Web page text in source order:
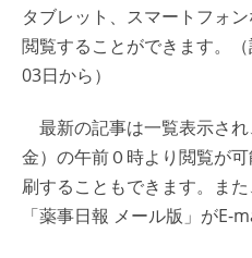
タブレット、スマートフォ
閲覧することができます。
03日から）
最新の記事は一覧表示され
金）の午前０時より閲覧が
刷することもできます。ま
「薬事日報 メール版」がE-